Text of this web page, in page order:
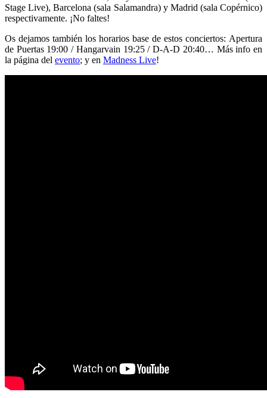
Stage Live), Barcelona (sala Salamandra) y Madrid (sala Copérnico)
respectivamente. ¡No faltes!
Os dejamos también los horarios base de estos conciertos: Apertura
de Puertas 19:00 / Hangarvain 19:25 / D-A-D 20:40… Más info en
la página del evento; y en Madness Live!